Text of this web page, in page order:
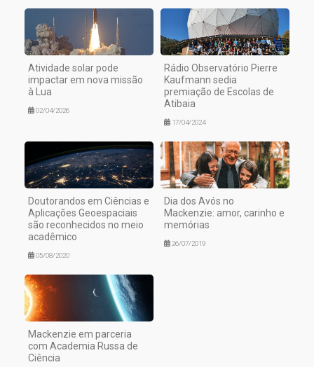
Atividade solar pode
impactar em nova missão
à Lua
02/04/2026
Rádio Observatório Pierre
Kaufmann sedia
premiação de Escolas de
Atibaia
17/04/2024
Doutorandos em Ciências e
Aplicações Geoespaciais
são reconhecidos no meio
acadêmico
05/08/2020
Dia dos Avós no
Mackenzie: amor, carinho e
memórias
26/07/2019
Mackenzie em parceria
com Academia Russa de
Ciência